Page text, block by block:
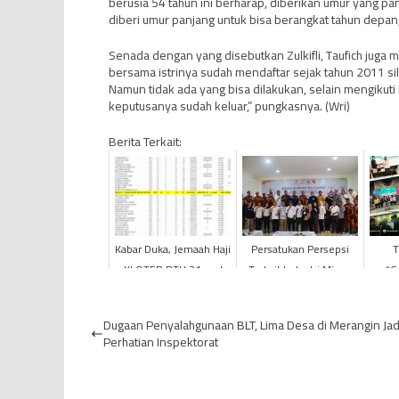
diberi umur panjang untuk bisa berangkat tahun
Senada dengan yang disebutkan Zulkifli, Taufich
bersama istrinya sudah mendaftar sejak tahun 2011
Namun tidak ada yang bisa dilakukan, selain
keputusanya sudah keluar,” pungkasnya. (Wri)
Berita Terkait:
Kabar Duka, Jemaah Haji
KLOTER BTH 21 asal
Persatukan Persepsi
Terkait Industri Migas,
Dugaan Penyalahgunaan BLT, Lima Desa di Merangin
Perhatian Inspektorat